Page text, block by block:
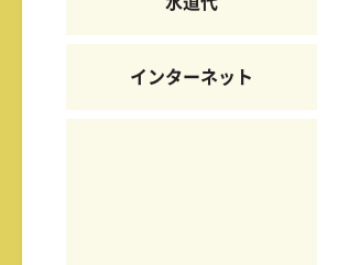
インターネット